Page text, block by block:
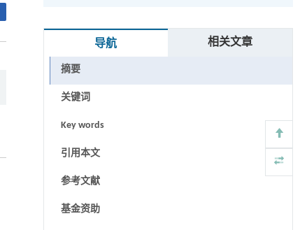
导航 相关文章
摘要
关键词
Key words
引用本文
参考文献
基金资助